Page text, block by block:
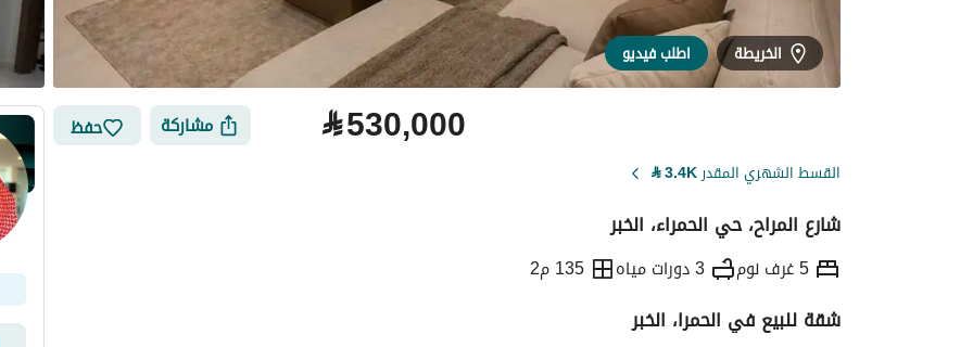
الخريطة اطلب فيديو
⃁530,000 مشاركة حفظ
القسط الشهري المقدر3.4K
⃁
شارع المراح، حي الحمراء، الخبر
5 غرف نوم 3 دورات مياه 135 م2
شقة للبيع في الحمرا، الخبر